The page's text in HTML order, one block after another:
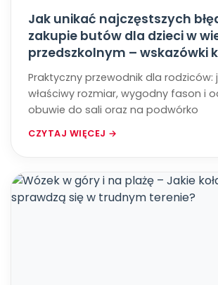
Jak unikać najczęstszych
zakupie butów dla dzieci w
przedszkolnym – wskazówki
kroku
Praktyczny przewodnik dla rodziców:
właściwy rozmiar, wygodny fason i
obuwie do sali oraz na podwórko
CZYTAJ WIĘCEJ →